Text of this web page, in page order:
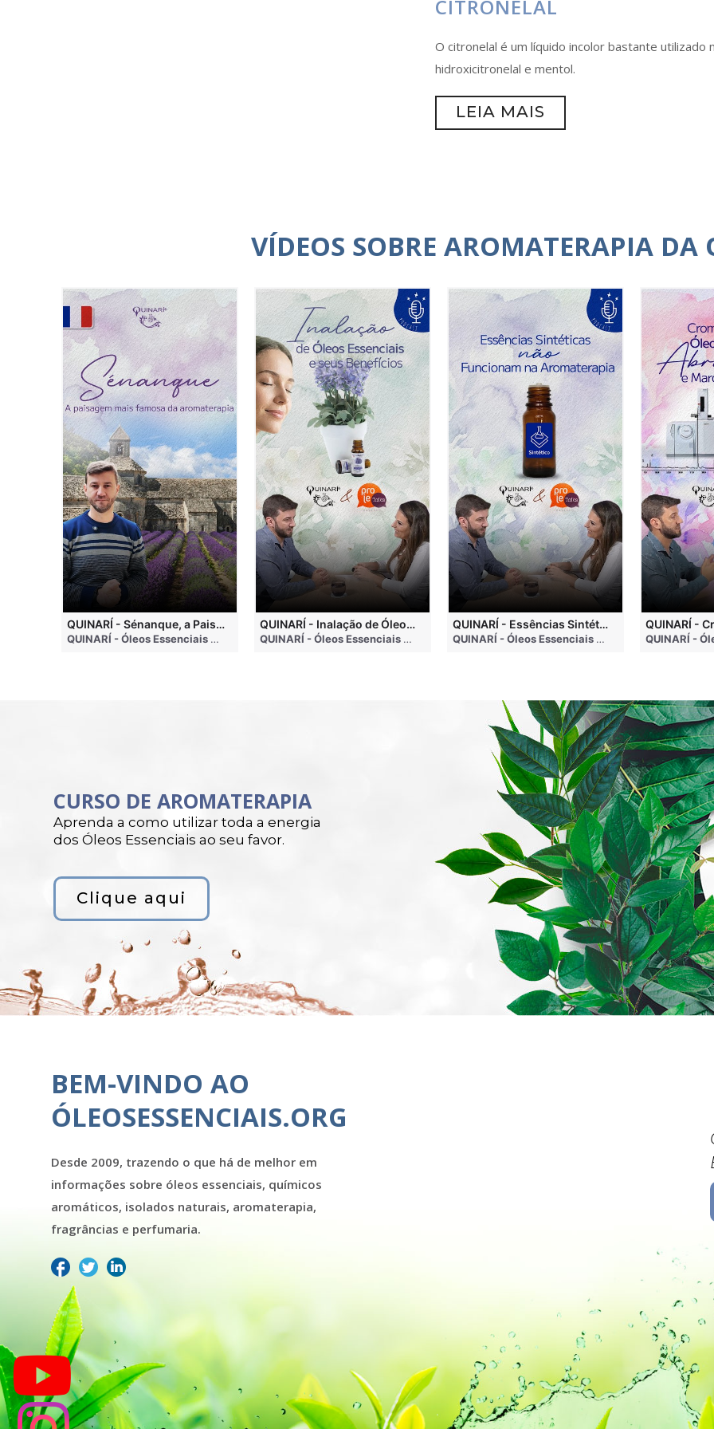
CITRONELAL
O citronelal é um líquido incolor bastante utilizado
hidroxicitronelal e mentol.
LEIA MAIS
VÍDEOS SOBRE AROMATERAPIA DA
• 4 months ago
QUINARÍ - Sénanque, a Paisagem Mais Famosa da Aromaterapia
QUINARÍ - Óleos Essenciais e Aromaterapia • 3 weeks ago
QUINARÍ - Inalação de Óleos Essenciais e Seus Benefícios
QUINARÍ - Óleos Essenciais e Aromaterapia • 3 months ago
QUINARÍ - Essências Sintéticas NÃO Funcionam na Aromaterapia
QUINARÍ - Óleos Essenciais e Aromaterapia • 3
CURSO DE AROMATERAPIA
Aprenda a como utilizar toda a energia
dos Óleos Essenciais ao seu favor.
Clique aqui
BEM-VINDO AO
ÓLEOSESSENCIAIS.ORG
Desde 2009, trazendo o que há de melhor em
informações sobre óleos essenciais, químicos
aromáticos, isolados naturais, aromaterapia,
fragrâncias e perfumaria.